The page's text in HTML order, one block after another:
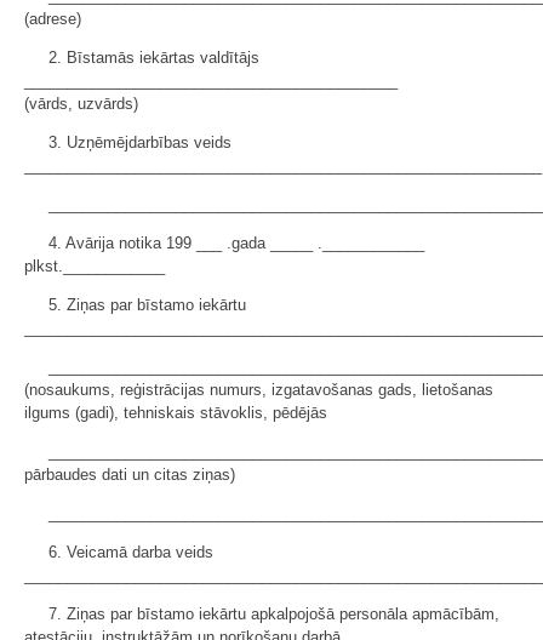
(adrese)
2. Bīstamās iekārtas valdītājs
(vārds, uzvārds)
3. Uzņēmējdarbības veids
4. Avārija notika 199 ___ .gada _____ .____________
plkst.____________
5. Ziņas par bīstamo iekārtu
(nosaukums, reģistrācijas numurs, izgatavošanas gads, lietošanas
ilgums (gadi), tehniskais stāvoklis, pēdējās
pārbaudes dati un citas ziņas)
6. Veicamā darba veids
7. Ziņas par bīstamo iekārtu apkalpojošā personāla apmācībām,